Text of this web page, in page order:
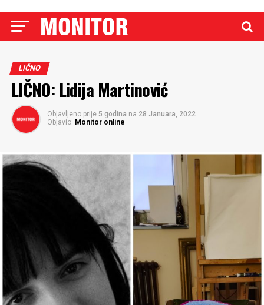
LIČNO
LIČNO: Lidija Martinović
Objavljeno prije 5 godina na 28 Januara, 2022
Objavio: Monitor online